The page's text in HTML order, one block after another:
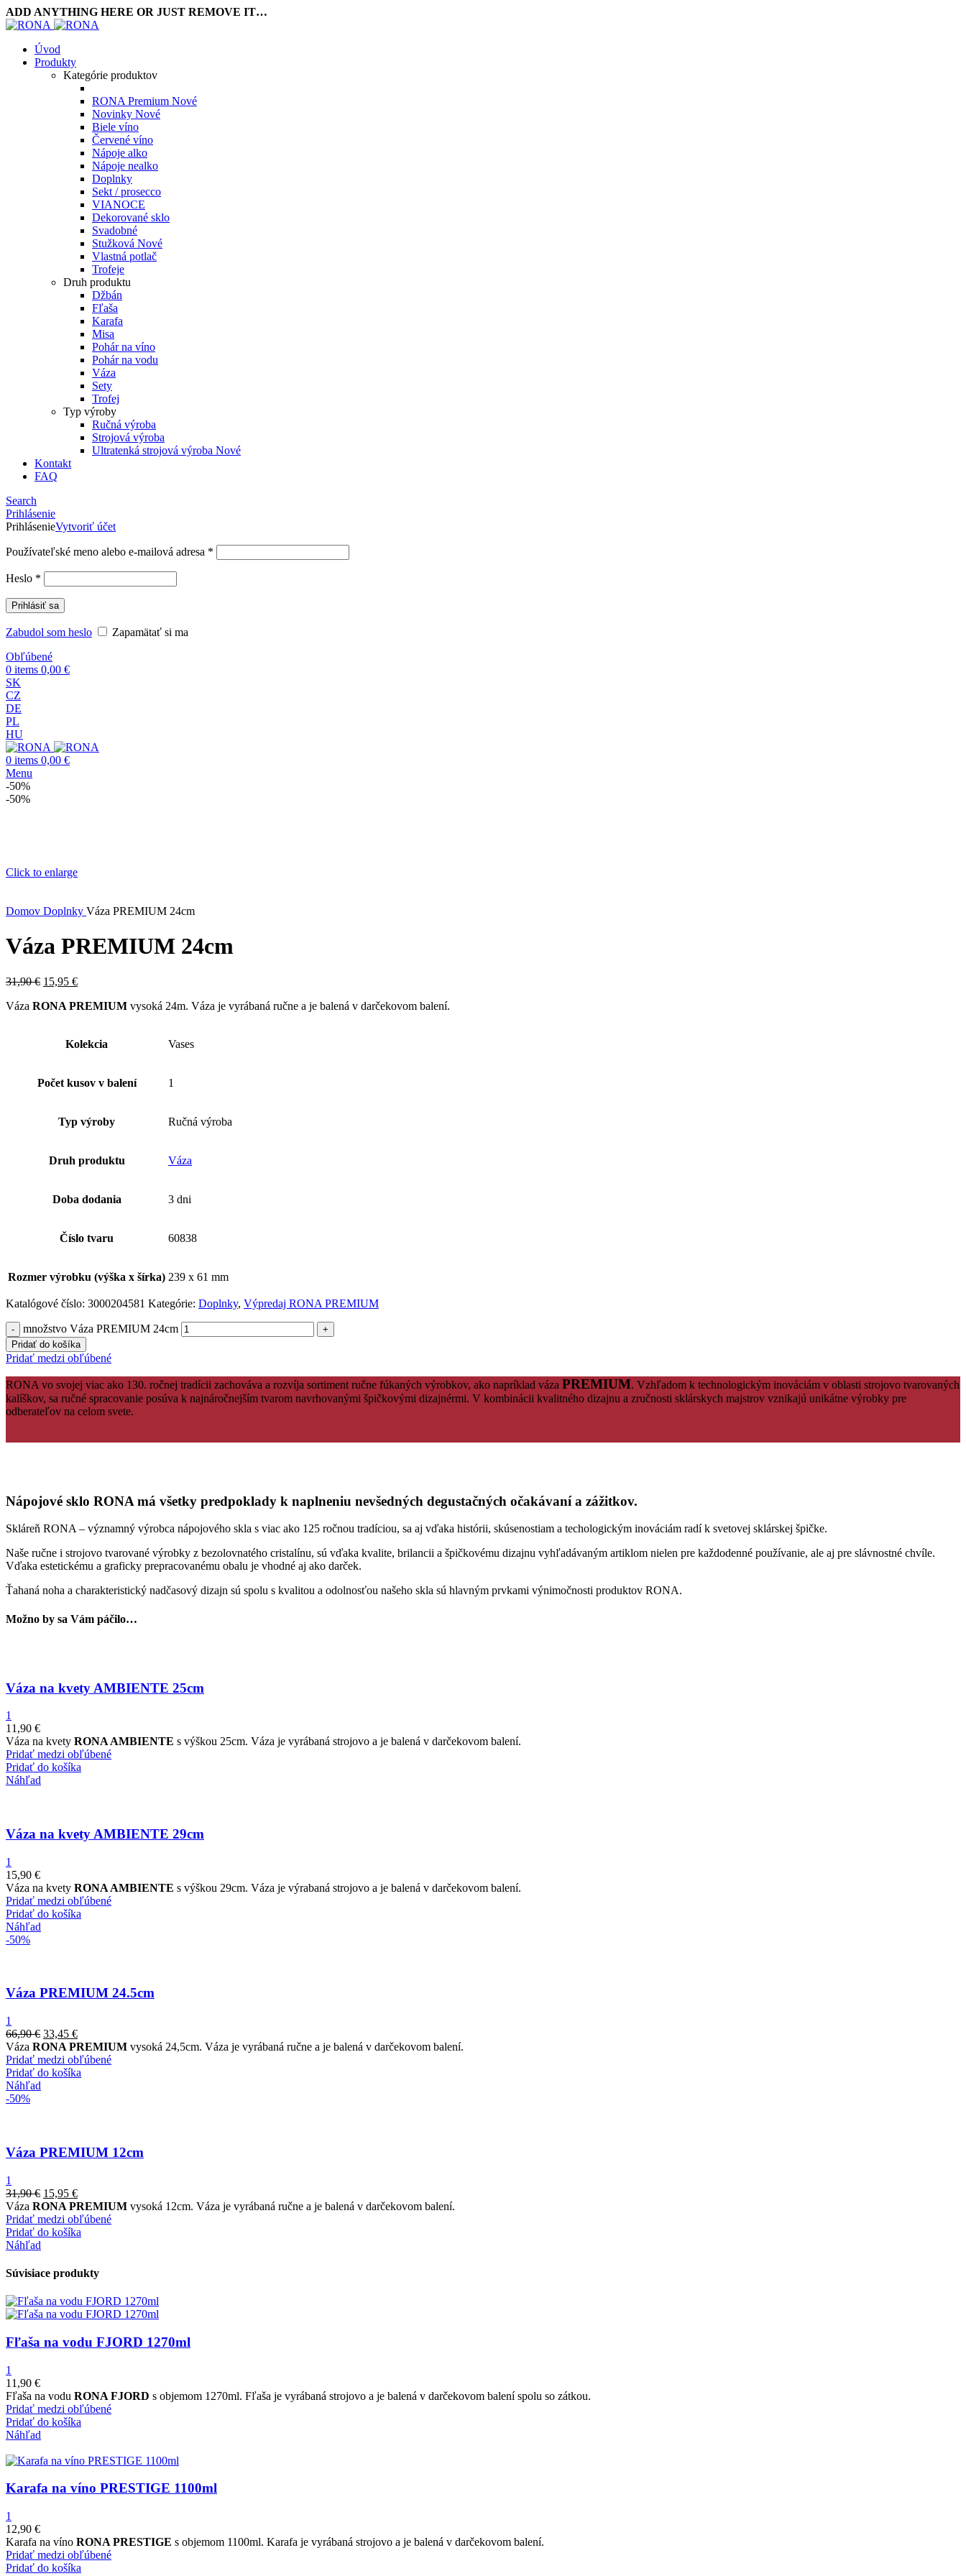
ADD ANYTHING HERE OR JUST REMOVE IT…
Úvod
Produkty
Kategórie produktov
RONA Premium Nové
Novinky Nové
Biele víno
Červené víno
Nápoje alko
Nápoje nealko
Doplnky
Sekt / prosecco
VIANOCE
Dekorované sklo
Svadobné
Stužková Nové
Vlastná potlač
Trofeje
Druh produktu
Džbán
Fľaša
Karafa
Misa
Pohár na víno
Pohár na vodu
Váza
Sety
Trofej
Typ výroby
Ručná výroba
Strojová výroba
Ultratenká strojová výroba Nové
Kontakt
FAQ
Search
Prihlásenie
PrihlásenieVytvoriť účet
Používateľské meno alebo e-mailová adresa *
Heslo *
Prihlásiť sa
Zabudol som heslo
Zapamätať si ma
Obľúbené
0 items 0,00 €
SK
CZ
DE
PL
HU
0 items 0,00 €
Menu
-50%
-50%
Click to enlarge
Domov Doplnky Váza PREMIUM 24cm
Váza PREMIUM 24cm
31,90€ 15,95 €
Váza RONA PREMIUM vysoká 24m. Váza je vyrábaná ručne a je balená v darčekovom balení.
Kolekcia Vases
Počet kusov v balení 1
Typ výroby Ručná výroba
Druh produktu Váza
Doba dodania 3 dni
Číslo tvaru 60838
Rozmer výrobku (výška x šírka) 239 x 61 mm
Katalógové číslo: 3000204581 Kategórie: Doplnky, Výpredaj RONA PREMIUM
množstvo Váza PREMIUM 24cm
Pridať do košíka
Pridať medzi obľúbené
RONA vo svojej viac ako 130. ročnej tradícii zachováva a rozvíja sortiment ručne fúkaných výrobkov, ako napríklad váza PREMIUM. Vzhľadom k technologickým inováciám v oblasti strojovo tvarovaných
kalíškov, sa ručné spracovanie posúva k najnáročnejším tvarom navrhovanými špičkovými dizajnérmi. V kombinácii kvalitného dizajnu a zručnosti sklárskych majstrov vznikajú unikátne výrobky pre
odberateľov na celom svete.
Nápojové sklo RONA má všetky predpoklady k naplneniu nevšedných degustačných očakávaní a zážitkov.
Skláreň RONA – významný výrobca nápojového skla s viac ako 125 ročnou tradíciou, sa aj vďaka histórii, skúsenostiam a techologickým inováciám radí k svetovej sklárskej špičke.
Naše ručne i strojovo tvarované výrobky z bezolovnatého cristalínu, sú vďaka kvalite, brilancii a špičkovému dizajnu vyhľadávaným artiklom nielen pre každodenné používanie, ale aj pre slávnostné chvíle.
Vďaka estetickému a graficky prepracovanému obalu je vhodné aj ako darček.
Ťahaná noha a charakteristický nadčasový dizajn sú spolu s kvalitou a odolnosťou našeho skla sú hlavným prvkami výnimočnosti produktov RONA.
Možno by sa Vám páčilo…
Váza na kvety AMBIENTE 25cm
1
11,90 €
Váza na kvety RONA AMBIENTE s výškou 25cm. Váza je vyrábaná strojovo a je balená v darčekovom balení.
Pridať medzi obľúbené
Pridať do košíka
Náhľad
Váza na kvety AMBIENTE 29cm
1
15,90 €
Váza na kvety RONA AMBIENTE s výškou 29cm. Váza je výrabaná strojovo a je balená v darčekovom balení.
Pridať medzi obľúbené
Pridať do košíka
Náhľad
-50%
Váza PREMIUM 24.5cm
1
66,90€ 33,45 €
Váza RONA PREMIUM vysoká 24,5cm. Váza je vyrábaná ručne a je balená v darčekovom balení.
Pridať medzi obľúbené
Pridať do košíka
Náhľad
-50%
Váza PREMIUM 12cm
1
31,90€ 15,95 €
Váza RONA PREMIUM vysoká 12cm. Váza je vyrábaná ručne a je balená v darčekovom balení.
Pridať medzi obľúbené
Pridať do košíka
Náhľad
Súvisiace produkty
Fľaša na vodu FJORD 1270ml
1
11,90 €
Fľaša na vodu RONA FJORD s objemom 1270ml. Fľaša je vyrábaná strojovo a je balená v darčekovom balení spolu so zátkou.
Pridať medzi obľúbené
Pridať do košíka
Náhľad
Karafa na víno PRESTIGE 1100ml
1
12,90 €
Karafa na víno RONA PRESTIGE s objemom 1100ml. Karafa je vyrábaná strojovo a je balená v darčekovom balení.
Pridať medzi obľúbené
Pridať do košíka